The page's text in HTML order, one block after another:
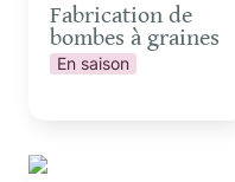
Fabrication de
bombes à graines
En saison
Présentation de la